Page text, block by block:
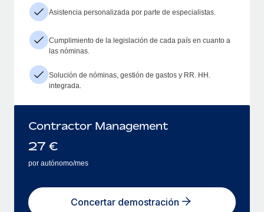
Asistencia personalizada por parte de especialistas.
Cumplimiento de la legislación de cada país en cuanto a
las nóminas.
Solución de nóminas, gestión de gastos y RR. HH.
integrada.
Contractor Management
27 €
por autónomo/mes
Concertar demostración